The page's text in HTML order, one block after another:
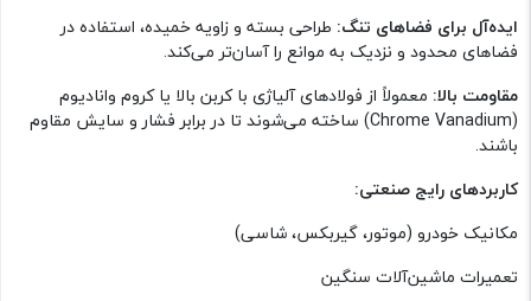
ایده‌آل برای فضاهای تنگ: طراحی بسته و زاویه خمیده، استفاده در
فضاهای محدود و نزدیک به موانع را آسان‌تر می‌کند.
مقاومت بالا: معمولاً از فولادهای آلیاژی با کربن بالا یا کروم وانادیوم
(Chrome Vanadium) ساخته می‌شوند تا در برابر فشار و سایش مقاوم
باشند.
کاربردهای رایج صنعتی:
مکانیک خودرو (موتور، گیربکس، شاسی)
تعمیرات ماشین‌آلات سنگین